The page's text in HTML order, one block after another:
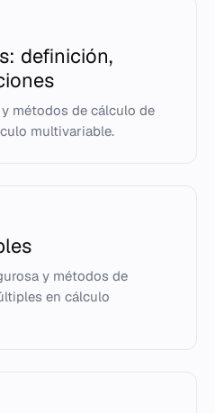
definición,
métodos de cálculo de
multivariable.
y métodos de
en cálculo